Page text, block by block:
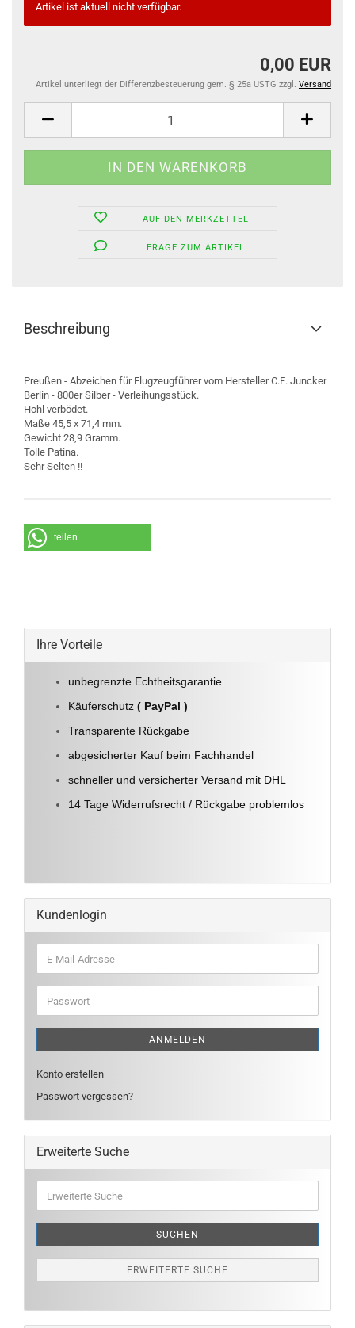
Artikel ist aktuell nicht verfügbar.
0,00 EUR
Artikel unterliegt der Differenzbesteuerung gem. § 25a USTG zzgl. Versand
AUF DEN MERKZETTEL
FRAGE ZUM ARTIKEL
Beschreibung
Preußen - Abzeichen für Flugzeugführer vom Hersteller C.E. Juncker
Berlin - 800er Silber - Verleihungsstück.
Hohl verbödet.
Maße 45,5 x 71,4 mm.
Gewicht 28,9 Gramm.
Tolle Patina.
Sehr Selten !!
teilen
Ihre Vorteile
unbegrenzte Echtheitsgarantie
Käuferschutz ( PayPal )
Transparente Rückgabe
abgesicherter Kauf beim Fachhandel
schneller und versicherter Versand mit DHL
14 Tage Widerrufsrecht / Rückgabe problemlos
Kundenlogin
E-
Mail-
Adresse
Passwort
ANMELDEN
Konto erstellen
Passwort vergessen?
Erweiterte Suche
Suche
SUCHEN
ERWEITERTE SUCHE